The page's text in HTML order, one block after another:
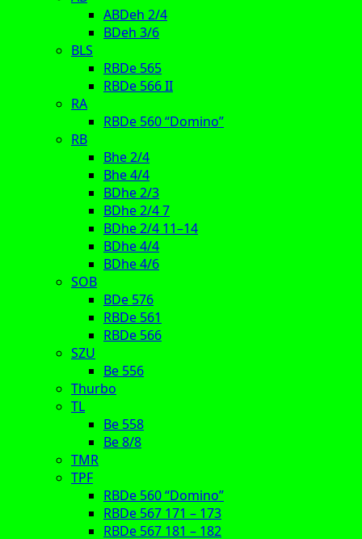
ABDeh 2/4
BDeh 3/6
BLS
RBDe 565
RBDe 566 II
RA
RBDe 560 “Domino”
RB
Bhe 2/4
Bhe 4/4
BDhe 2/3
BDhe 2/4 7
BDhe 2/4 11–14
BDhe 4/4
BDhe 4/6
SOB
BDe 576
RBDe 561
RBDe 566
SZU
Be 556
Thurbo
TL
Be 558
Be 8/8
TMR
TPF
RBDe 560 “Domino”
RBDe 567 171 – 173
RBDe 567 181 – 182